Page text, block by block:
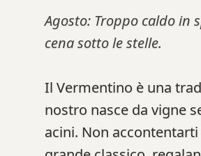
Agosto: Troppo caldo in
cena sotto le stelle.
Il Vermentino è una
nostro nasce da vigne
acini. Non